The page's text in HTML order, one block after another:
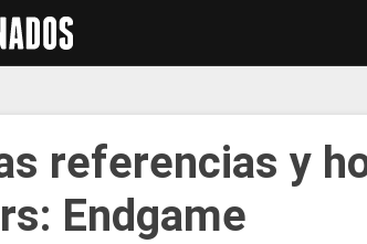
referencias y
Endgame